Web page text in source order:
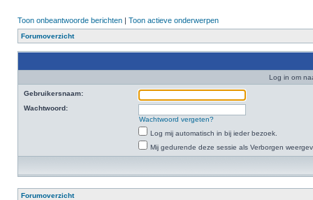
Toon onbeantwoorde berichten | Toon actieve onderwerpen
Forumoverzicht
Log in om
Gebruikersnaam:
Wachtwoord:
Wachtwoord vergeten?
Log mij automatisch in bij ieder bezoek.
Mij gedurende deze sessie als Verborgen
Forumoverzicht